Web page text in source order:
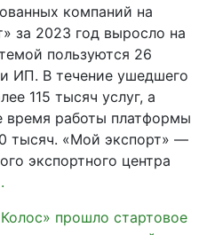
компаний на
за 2023 год выросло на
пользуются 26
ИП. В течение ушедшего
115 тысяч услуг, а
время работы платформы
тысяч. «Мой экспорт» —
экспортного центра
.